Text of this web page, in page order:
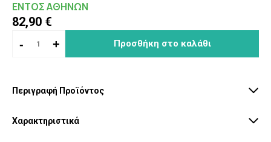
ΕΝΤΟΣ ΑΘΗΝΩΝ
82,90 €
- + Προσθήκη στο καλάθι
Περιγραφή Προϊόντος
Χαρακτηριστικά